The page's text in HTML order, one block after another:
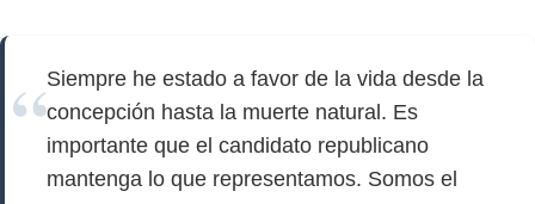
Siempre he estado a favor de la vida desde la
concepción hasta la muerte natural. Es
importante que el candidato republicano
mantenga lo que representamos. Somos el